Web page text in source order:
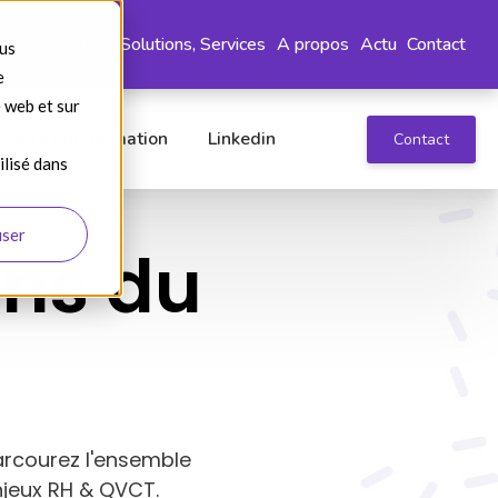
et sur
dans
Solutions, Services A propos Actu Contact
Centres de formation Linkedin Contact
du
l'ensemble
RH & QVCT.